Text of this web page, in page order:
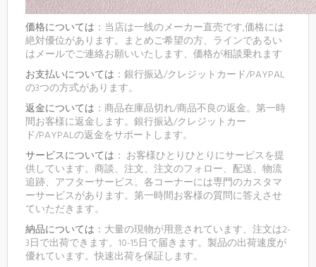
価格については ：当店は一线のメーカー直売です,価格には
絶対優位があります。まとめご希望の方、ラインであるい
はメールでご連絡お願いいたします、価格が相談乗れます
お支払いについては ：銀行振込/クレジットカード/PAYPAL
の3つの方式があります。
返金については ：商品在庫品切れ/商品不良の返金。第一時
間お客様に返金します。銀行振込/クレジットカー
ド/PAYPALの返金をサポートします。
サービスについては ： お客様ひとりひとりにサービスを提
供しています。商談、注文、注文のフォロー、配送、物流
追跡、アフターサービス。各コーナーには専門のカスタマ
ーサービスがあります。第一時間お客様の質問に答えさせ
ていただきます。
納品については ：大量の現物が用意されています、注文は2-
3日で出荷できます。10-15日で届きます。製品の出荷速度が
優れています。快速出荷を保証します。